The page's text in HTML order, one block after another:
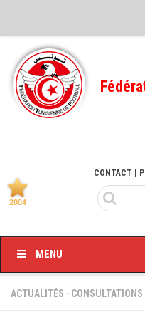
Feuille de match
FMI – 2022/2023
Ligue I – 2022/2023
Ligue I – 2020/2021
Ligue I – 2019/2020
Feuilles de match 2018/2019
CONTACT |
MENU
ACTUALITÉS · CONSULTATIONS